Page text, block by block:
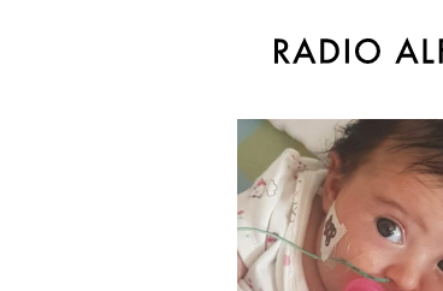
Accueil Tags Ajuda
Tag: ajuda